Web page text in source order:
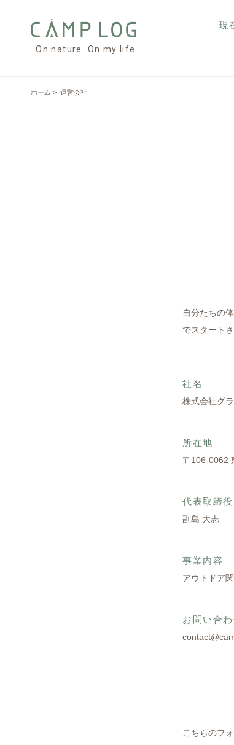
On nature. On my life.
現
ホーム > 運営会社
自分たちの
でスタート
社名
株式会社グ
所在地
〒106-0062
代表取締役
副島 大志
事業内容
アウトドア
お問い合
こちらのフ